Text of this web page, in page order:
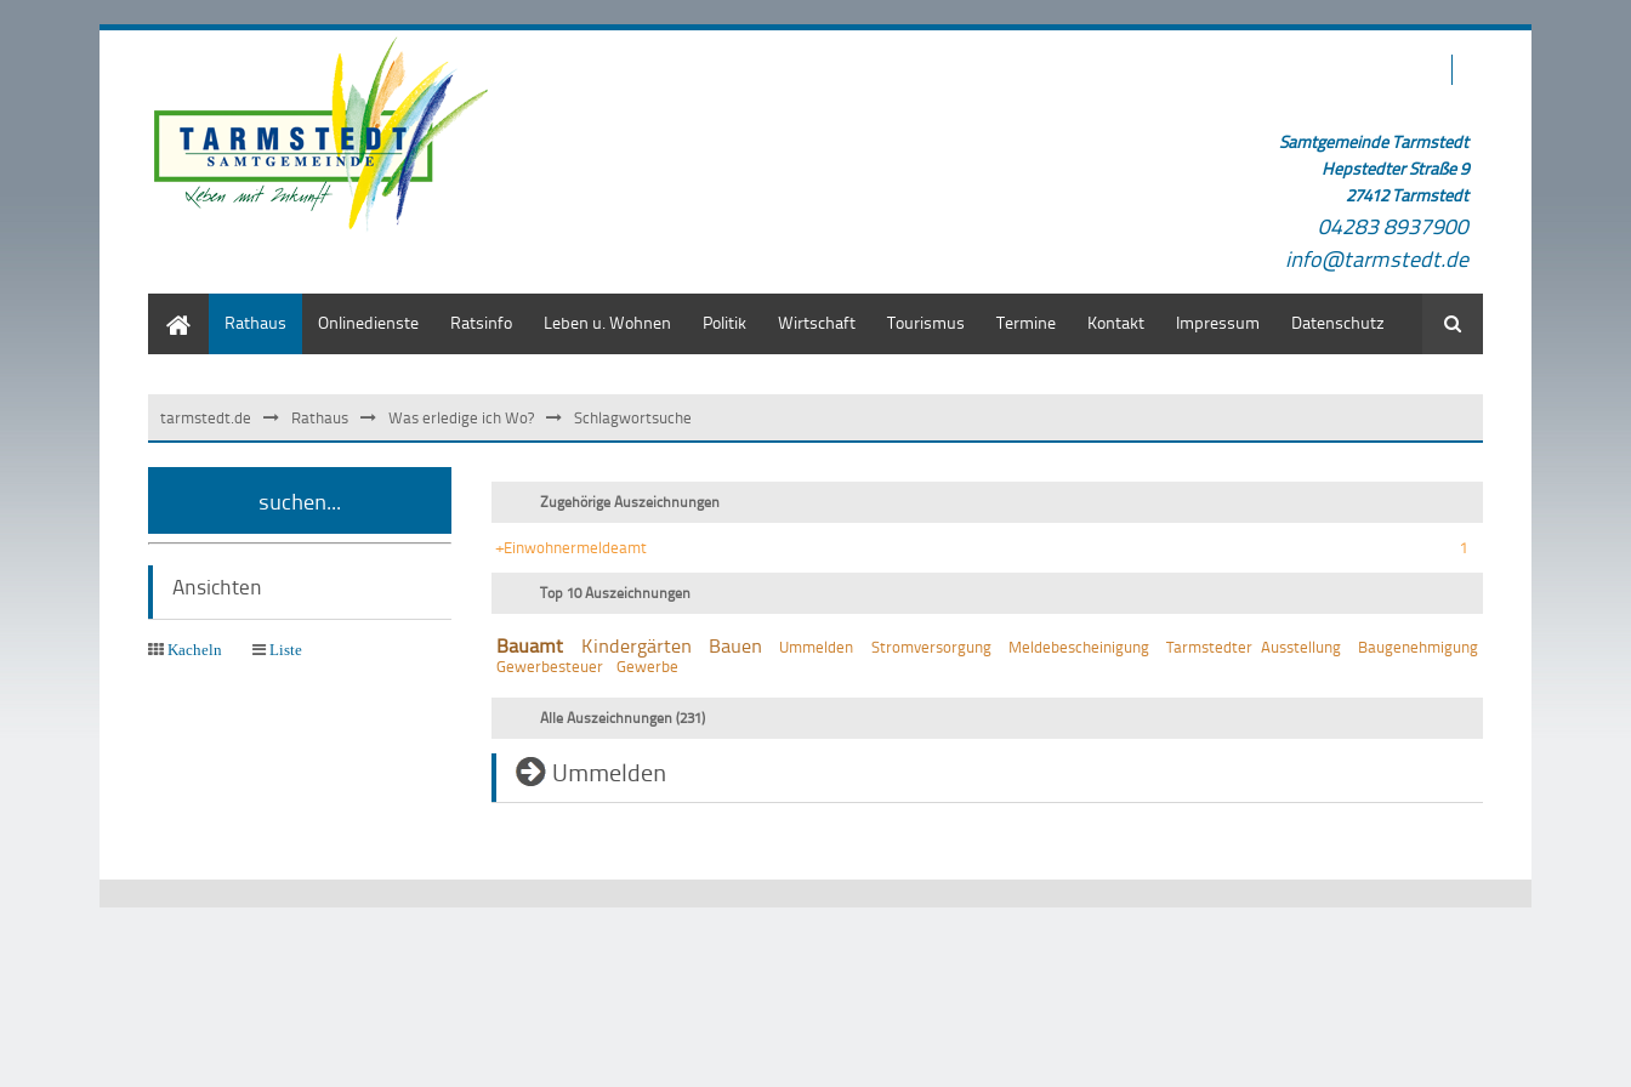
Samtgemeinde Tarmstedt
Hepstedter Straße 9
27412 Tarmstedt
04283 8937900
info@tarmstedt.de
Rathaus Onlinedienste Ratsinfo Leben u. Wohnen Politik Wirtschaft Tourismus Termine Kontakt Impressum Datenschutz Suche
tarmstedt.de Rathaus Was erledige ich Wo? Schlagwortsuche
suchen...
Ansichten
Kacheln Liste
Zugehörige Auszeichnungen
+Einwohnermeldeamt 1
Top 10 Auszeichnungen
Bauamt Kindergärten Bauen Ummelden Stromversorgung Meldebescheinigung Tarmstedter Ausstellung
Baugenehmigung
Gewerbesteuer
Gewerbe
Alle Auszeichnungen (231)
Ummelden